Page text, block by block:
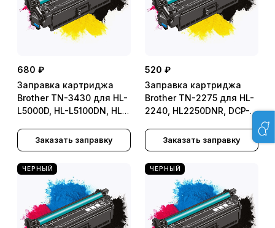
680 ₽
Заправка картриджа
Brother TN-3430 для HL-
L5000D, HL-L5100DN, HL-
HL-L6400DW, HL-
L6400DWT, HL-
L5100DNT, HL-L6300DWT,
HL-L6300DN
Заказать заправку
520 ₽
Заправка картриджа
Brother TN-2275 для HL-
2240, HL2250DNR, DCP-
FAX-2940R, MFC-7360NR,
MFC-7860DWR
Заказать заправку
ЧЕРНЫЙ ЧЕРНЫЙ